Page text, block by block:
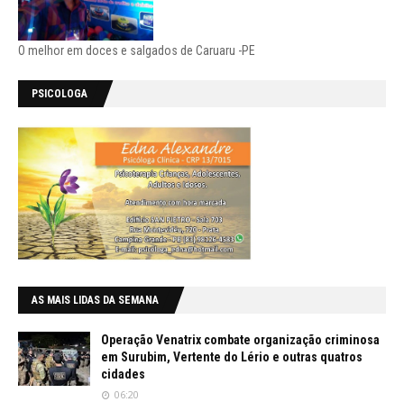
O melhor em doces e salgados de Caruaru -PE
PSICOLOGA
AS MAIS LIDAS DA SEMANA
Operação Venatrix combate organização criminosa
em Surubim, Vertente do Lério e outras quatros
cidades
06:20